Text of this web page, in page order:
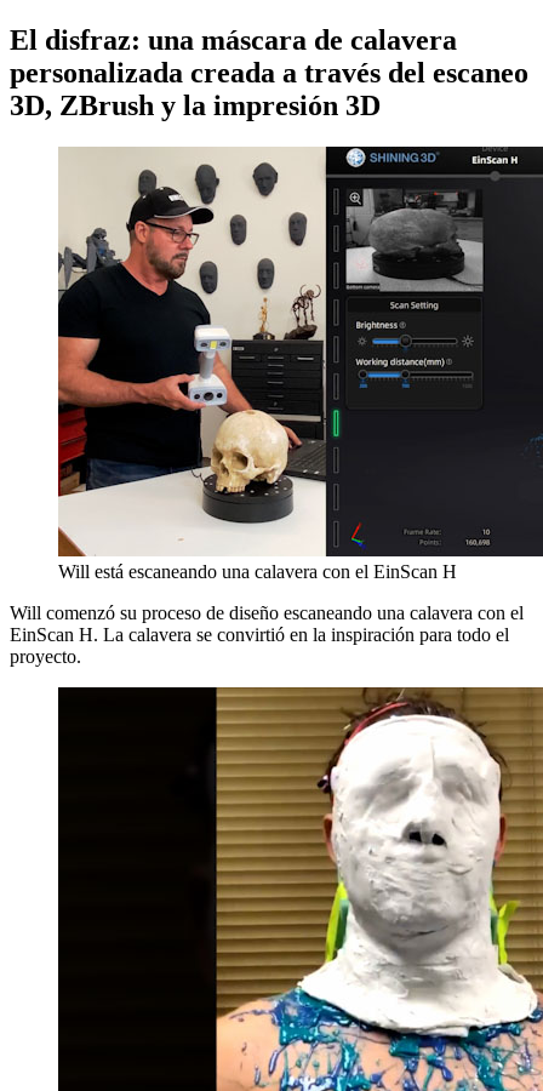
El disfraz: una máscara de calavera
personalizada creada a través del escaneo
3D, ZBrush y la impresión 3D
Will está escaneando una calavera con el EinScan H
Will comenzó su proceso de diseño escaneando una calavera con el
EinScan H. La calavera se convirtió en la inspiración para todo el
proyecto.